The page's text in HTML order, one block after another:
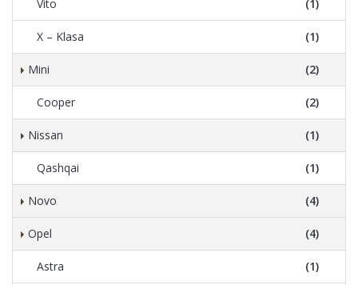
Vito (1)
X – Klasa (1)
Mini (2)
Cooper (2)
Nissan (1)
Qashqai (1)
Novo (4)
Opel (4)
Astra (1)